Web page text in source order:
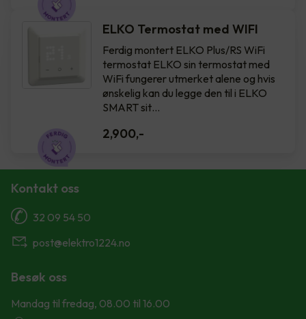
ELKO Termostat med WIFI
Ferdig montert ELKO Plus/RS WiFi
termostat ELKO sin termostat med
WiFi fungerer utmerket alene og hvis
ønskelig kan du legge den til i ELKO
SMART sit…
2,900,-
Kontakt oss
32 09 54 50
post@elektro1224.no
Besøk oss
Mandag til fredag, 08.00 til 16.00